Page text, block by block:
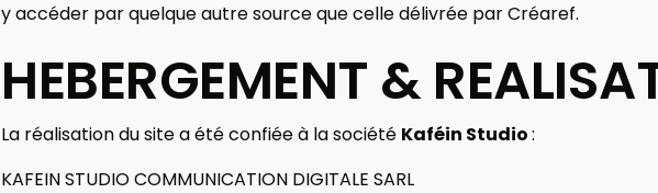
y accéder par quelque autre source que celle délivrée par Créaref.
HEBERGEMENT &
La réalisation du site a été confiée à la société Kaféin Studio:
KAFEIN STUDIO COMMUNICATION DIGITALE SARL